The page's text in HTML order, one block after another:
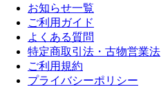
お知らせ一覧
ご利用ガイド
よくある質問
特定商取引法・古物営業法
ご利用規約
プライバシーポリシー